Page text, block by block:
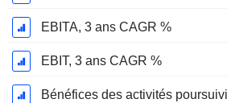
EBITA, 3 ans CAGR %
EBIT, 3 ans CAGR %